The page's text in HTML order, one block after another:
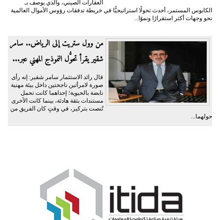
العقارات الصيني، والذي يوصف بـ
الكابوس المستمر، أحدث تحولًا استراتيجيًّا في خريطة تدفقات رؤوس الأموال العالمية
نحو وجهات أكثر استقرارًا ونموًا...
من وول ستريت إلى الرياض.. سامر
شقير يقرأ تحوُّل النموذج المهني عبر...
قال رائد الاستثمار سامر شقير: إنه رأى
صورة لامرأتين ناجحتين داخل بيئة مهنية
نابضة بالحيوية؛ إحداهما كانت تحمل
مستندات بثقة هادئة، بينما كانت الأخرى
تُنصت بتركيز، في وقتٍ كان الفريق من
حولهما...